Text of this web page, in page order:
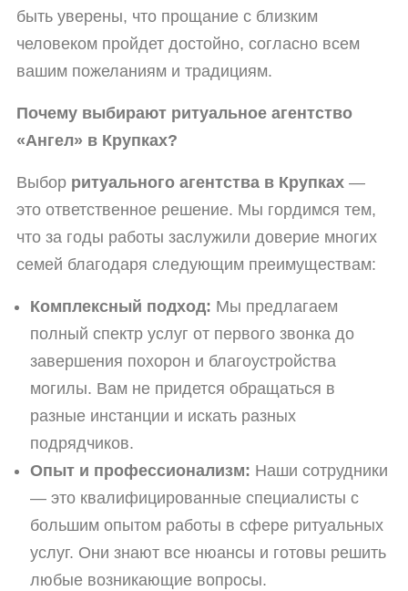
быть уверены, что прощание с близким
человеком пройдет достойно, согласно всем
вашим пожеланиям и традициям.
Почему выбирают ритуальное агентство
«Ангел» в Крупках?
Выбор ритуального агентства в Крупках —
это ответственное решение. Мы гордимся тем,
что за годы работы заслужили доверие многих
семей благодаря следующим преимуществам:
Комплексный подход: Мы предлагаем
полный спектр услуг от первого звонка до
завершения похорон и благоустройства
могилы. Вам не придется обращаться в
разные инстанции и искать разных
подрядчиков.
Опыт и профессионализм: Наши сотрудники
— это квалифицированные специалисты с
большим опытом работы в сфере ритуальных
услуг. Они знают все нюансы и готовы решить
любые возникающие вопросы.